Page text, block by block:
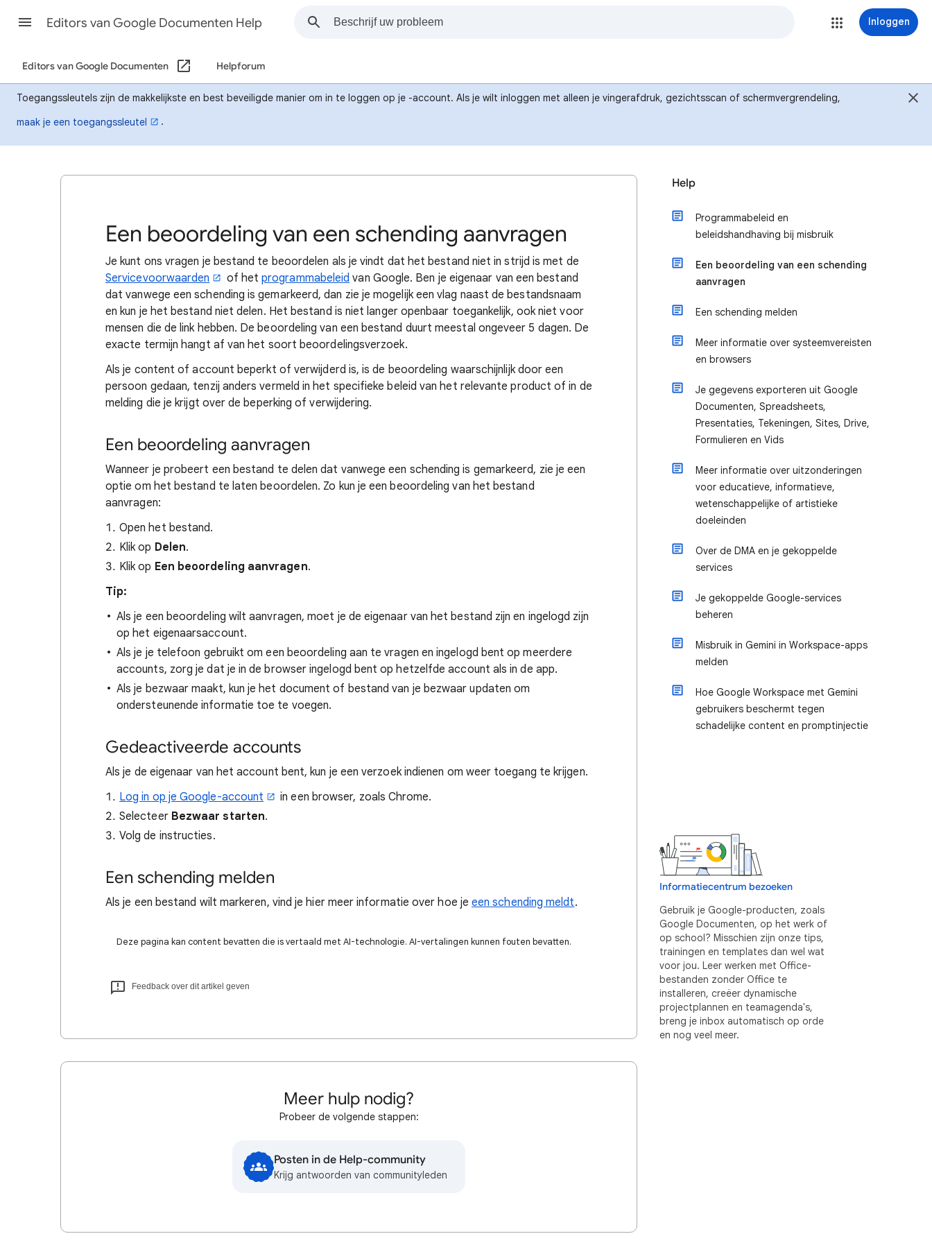
Editors van Google Documenten Help Inloggen
Editors van Google Documenten Helpforum
Toegangssleutels zijn de makkelijkste en best beveiligde manier om in te loggen op je -account. Als je wilt inloggen met alleen je vingerafdruk, gezichtsscan of schermvergrendeling,
maak je een toegangssleutel
.
Een beoordeling van een schending aanvragen
Je kunt ons vragen je bestand te beoordelen als je vindt dat het bestand niet in strijd is met de
Servicevoorwaarden
of hetprogrammabeleid van Google. Ben je eigenaar van een bestand
dat vanwege een schending is gemarkeerd, dan zie je mogelijk een vlag naast de bestandsnaam
en kun je het bestand niet delen. Het bestand is niet langer openbaar toegankelijk, ook niet voor
mensen die de link hebben. De beoordeling van een bestand duurt meestal ongeveer 5 dagen. De
exacte termijn hangt af van het soort beoordelingsverzoek.
Als je content of account beperkt of verwijderd is, is de beoordeling waarschijnlijk door een
persoon gedaan, tenzij anders vermeld in het specifieke beleid van het relevante product of in de
melding die je krijgt over de beperking of verwijdering.
Een beoordeling aanvragen
Wanneer je probeert een bestand te delen dat vanwege een schending is gemarkeerd, zie je een
optie om het bestand te laten beoordelen. Zo kun je een beoordeling van het bestand
aanvragen:
Open het bestand.
Klik op Delen.
Klik op Een beoordeling aanvragen.
Tip:
Als je een beoordeling wilt aanvragen, moet je de eigenaar van het bestand zijn en ingelogd zijn
op het eigenaarsaccount.
Als je je telefoon gebruikt om een beoordeling aan te vragen en ingelogd bent op meerdere
accounts, zorg je dat je in de browser ingelogd bent op hetzelfde account als in de app.
Als je bezwaar maakt, kun je het document of bestand van je bezwaar updaten om
ondersteunende informatie toe te voegen.
Gedeactiveerde accounts
Als je de eigenaar van het account bent, kun je een verzoek indienen om weer toegang te krijgen.
Log in op je Google-account
in een browser, zoals Chrome.
Selecteer Bezwaar starten.
Volg de instructies.
Een schending melden
Als je een bestand wilt markeren, vind je hier meer informatie over hoe je een schending meldt.
Deze pagina kan content bevatten die is vertaald met AI-technologie. AI-vertalingen kunnen fouten bevatten.
Feedback over dit artikel geven
Meer hulp nodig?
Probeer de volgende stappen:
Posten in de Help-community
Krijg antwoorden van communityleden
Help
Programmabeleid en
beleidshandhaving bij misbruik
Een beoordeling van een schending
aanvragen
Een schending melden
Meer informatie over systeemvereisten
en browsers
Je gegevens exporteren uit Google
Documenten, Spreadsheets,
Presentaties, Tekeningen, Sites, Drive,
Formulieren en Vids
Meer informatie over uitzonderingen
voor educatieve, informatieve,
wetenschappelijke of artistieke
doeleinden
Over de DMA en je gekoppelde
services
Je gekoppelde Google-services
beheren
Misbruik in Gemini in Workspace-apps
melden
Hoe Google Workspace met Gemini
gebruikers beschermt tegen
schadelijke content en promptinjectie
Informatiecentrum bezoeken
Gebruik je Google-producten, zoals
Google Documenten, op het werk of
op school? Misschien zijn onze tips,
trainingen en templates dan wel wat
voor jou. Leer werken met Office-
bestanden zonder Office te
installeren, creëer dynamische
projectplannen en teamagenda's,
breng je inbox automatisch op orde
en nog veel meer.